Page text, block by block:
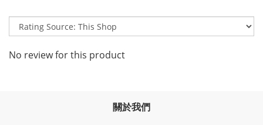
No review for this product
關於我們